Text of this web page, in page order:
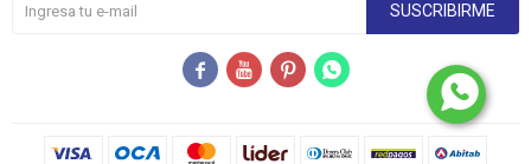
SUSCRIBIRME
   